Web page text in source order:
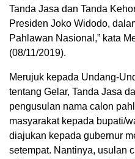
Tanda Jasa dan Tanda
Presiden Joko Widodo,
Pahlawan Nasional,” kata
(08/11/2019).
Merujuk kepada Undang-
tentang Gelar, Tanda Jasa
pengusulan nama calon
masyarakat kepada bupati/
diajukan kepada gubernur
setempat. Nantinya, usulan